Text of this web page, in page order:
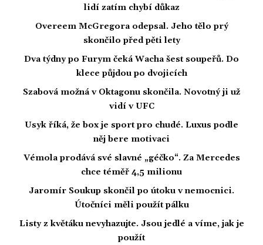
lidí zatím chybí důkaz
Overeem McGregora odepsal. Jeho tělo prý
skončilo před pěti lety
Dva týdny po Furym čeká Wacha šest soupeřů. Do
klece půjdou po dvojicích
Szabová možná v Oktagonu skončila. Novotný ji už
vidí v UFC
Usyk říká, že box je sport pro chudé. Luxus podle
něj bere motivaci
Vémola prodává své slavné „géčko“. Za Mercedes
chce téměř 4,5 milionu
Jaromír Soukup skončil po útoku v nemocnici.
Útočníci měli použít pálku
Listy z květáku nevyhazujte. Jsou jedlé a víme, jak je
použít